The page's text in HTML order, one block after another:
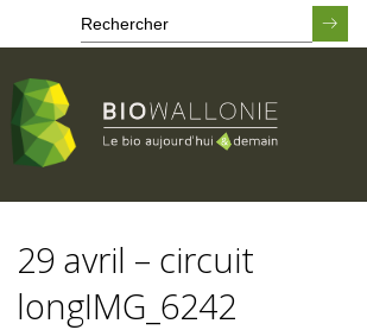
contenu
principal
29 avril – circuit
longIMG_6242